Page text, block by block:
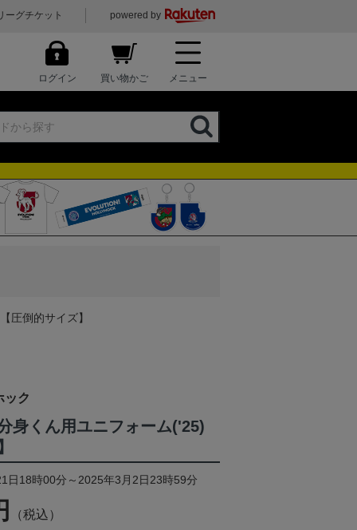
ーグチケット powered by
ログイン 買い物かご メニュー
圧倒的サイズ】
ック
身くん用ユニフォーム('25)
日18時00分～2025年3月2日23時59分
（税込）